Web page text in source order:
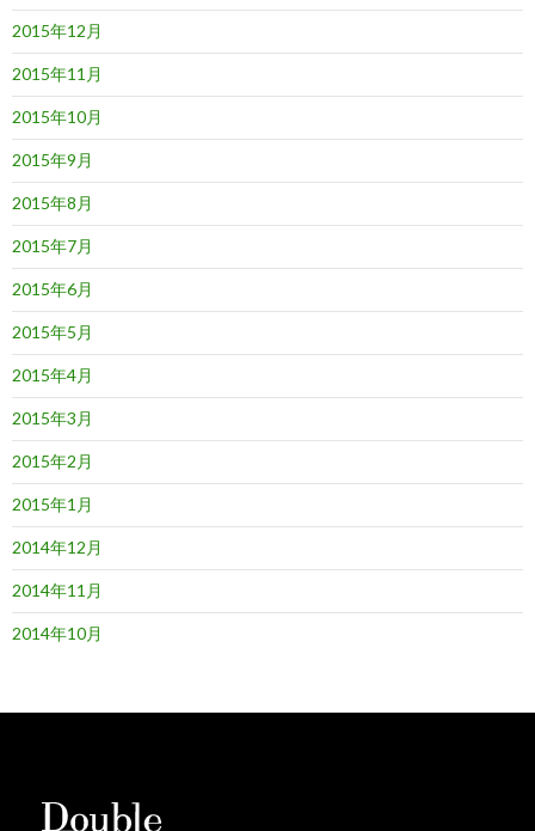
2015年12月
2015年11月
2015年10月
2015年9月
2015年8月
2015年7月
2015年6月
2015年5月
2015年4月
2015年3月
2015年2月
2015年1月
2014年12月
2014年11月
2014年10月